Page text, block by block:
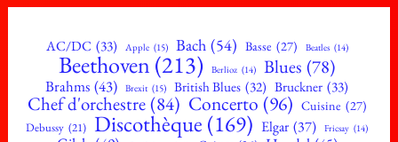
AC/DC (33) Apple (15) Bach (54) Basse (27) Beatles (14)
Beethoven (213) Berlioz (14) Blues (78)
Brahms (43) Brexit (15) British Blues (32) Bruckner (33)
Chef d'orchestre (84) Concerto (96) Cuisine (27)
Debussy (21) Discothèque (169) Elgar (37) Fricsay (14)